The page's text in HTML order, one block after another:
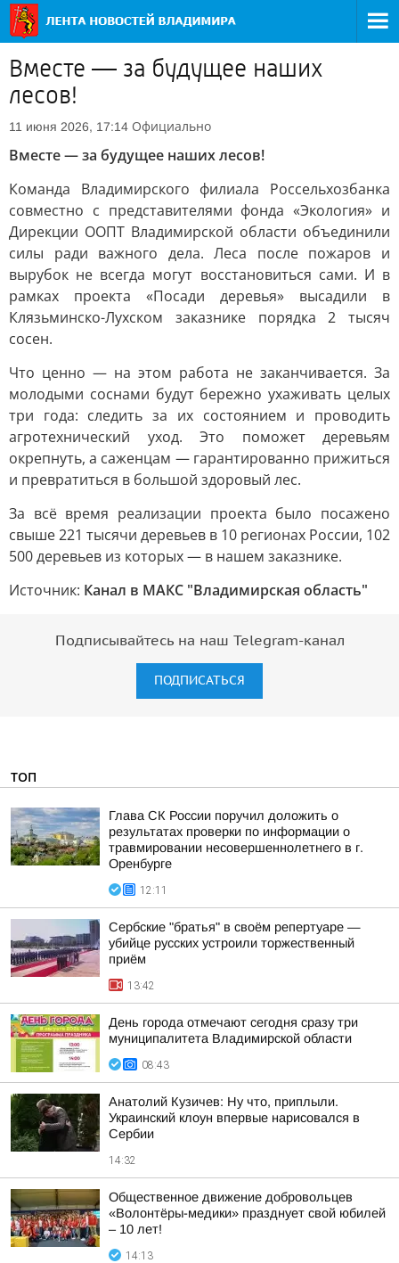
Вместе — за будущее наших
лесов!
11 июня 2026, 17:14 Официально
Вместе — за будущее наших лесов!
Команда Владимирского филиала Россельхозбанка
совместно с представителями фонда «Экология» и
Дирекции ООПТ Владимирской области объединили
силы ради важного дела. Леса после пожаров и
вырубок не всегда могут восстановиться сами. И в
рамках проекта «Посади деревья» высадили в
Клязьминско-Лухском заказнике порядка 2 тысяч
сосен.
Что ценно — на этом работа не заканчивается. За
молодыми соснами будут бережно ухаживать целых
три года: следить за их состоянием и проводить
агротехнический уход. Это поможет деревьям
окрепнуть, а саженцам — гарантированно прижиться
и превратиться в большой здоровый лес.
За всё время реализации проекта было посажено
свыше 221 тысячи деревьев в 10 регионах России, 102
500 деревьев из которых — в нашем заказнике.
Источник: Канал в МАКС "Владимирская область"
Подписывайтесь на наш Telegram-канал
ПОДПИСАТЬСЯ
ТОП
Глава СК России поручил доложить о
результатах проверки по информации о
травмировании несовершеннолетнего в г.
Оренбурге
12:11
Сербские "братья" в своём репертуаре —
убийце русских устроили торжественный
приём
13:42
День города отмечают сегодня сразу три
муниципалитета Владимирской области
08:43
Анатолий Кузичев: Ну что, приплыли.
Украинский клоун впервые нарисовался в
Сербии
14:32
Общественное движение добровольцев
«Волонтёры-медики» празднует свой юбилей
– 10 лет!
14:13